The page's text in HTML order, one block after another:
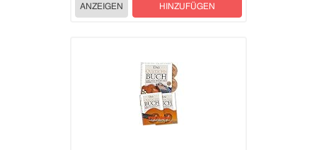
ANZEIGEN
HINZUFÜGEN